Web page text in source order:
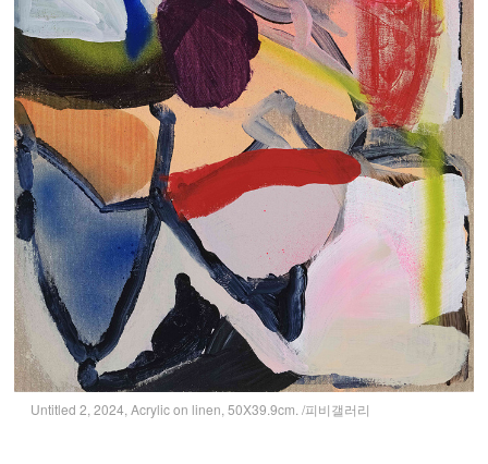
Untitled 2, 2024, Acrylic on linen, 50X39.9cm. /피비갤러리